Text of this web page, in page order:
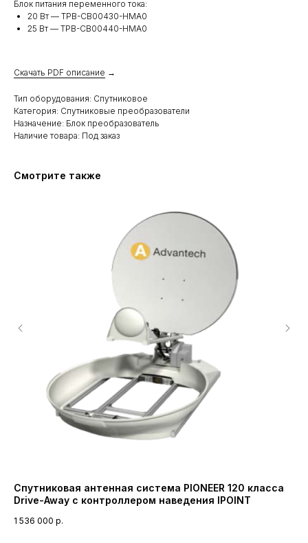
Блок питания переменного тока:
20 Вт — TPB-CB00430-HMA0
25 Вт — TPB-CB00440-HMA0
Скачать PDF описание →
Тип оборудования: Спутниковое
Категория: Спутниковые преобразователи
Назначение: Блок преобразователь
Наличие товара: Под заказ
Смотрите также
Спутниковая антенная система PIONEER 120 класса
Drive-Away с контроллером наведения IPOINT
1 536 000 р.